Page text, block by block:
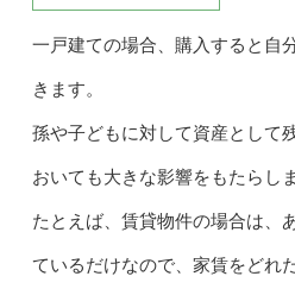
一戸建ての場合、購入すると自
きます。
孫や子どもに対して資産として
おいても大きな影響をもたらしま
たとえば、賃貸物件の場合は、
ているだけなので、家賃をどれ